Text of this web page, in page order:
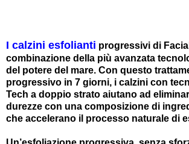
I calzini esfolianti progressivi di
combinazione della più avanzata
del potere del mare. Con questo
progressivo in 7 giorni, i calzini con
Tech a doppio strato aiutano ad
durezze con una composizione di
che accelerano il processo naturale di